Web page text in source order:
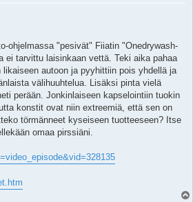
ohjelmassa "pesivät" Fiiatin "Onedrywash-
ei tarvittu laisinkaan vettä. Teki aika pahaa
autoon ja pyyhittiin pois yhdellä ja
välihuuhtelua. Lisäksi pinta vielä
perään. Jonkinlaiseen kapselointiin tuokin
konstit ovat niin extreemiä, että sen on
törmänneet kyseiseen tuotteeseen? Itse
omaa pirssiäni.